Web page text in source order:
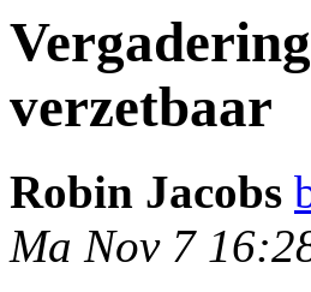
verzetbaar
Robin Jacobs
Ma Nov 7